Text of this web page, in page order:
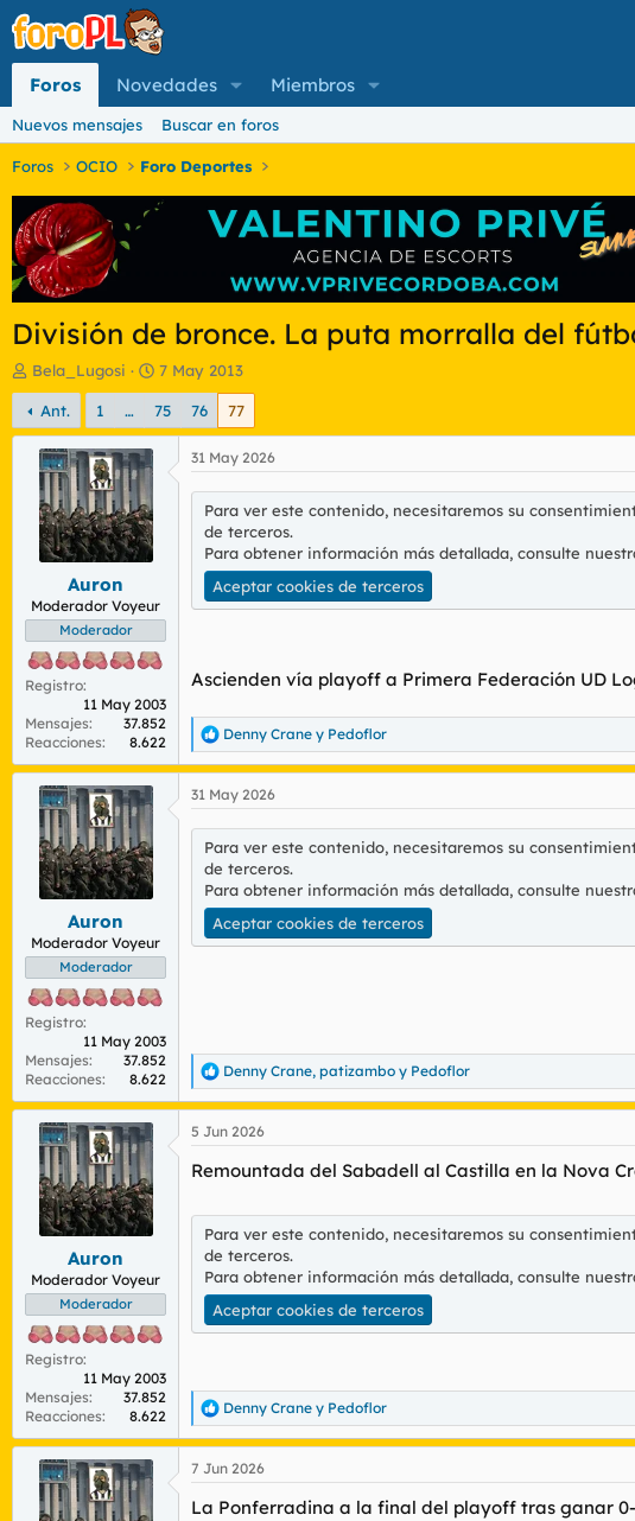
Foros Novedades Miembros
Nuevos mensajes Buscar en foros
Foros OCIO Foro Deportes
División de bronce. La puta morralla del
I
n
i
c
a
d
o
d
l
t
e
m
a
Bela_Lugosi
F
e
c
h
i
o
7 May 2013
Ant. 1 … 75 76 77
Auron
Moderador Voyeur
Moderador
Registro
11 May 2003
Mensajes
37.852
Reacciones
8.622
31 May 2026
Para ver este contenido, necesitaremos su
de terceros.
Para obtener información más detallada, consulte
Aceptar cookies de terceros
Ascienden vía playoff a Primera Federación UD
R
e
a
c
o
n
e
s
Denny Crane y Pedoflor
Auron
Moderador Voyeur
Moderador
Registro
11 May 2003
Mensajes
37.852
Reacciones
8.622
31 May 2026
Para ver este contenido, necesitaremos su
de terceros.
Para obtener información más detallada, consulte
Aceptar cookies de terceros
R
e
a
c
i
n
e
Denny Crane, patizambo y Pedoflor
Auron
Moderador Voyeur
Moderador
Registro
11 May 2003
Mensajes
37.852
Reacciones
8.622
5 Jun 2026
Remountada del Sabadell al Castilla en la Nova
Para ver este contenido, necesitaremos su
de terceros.
Para obtener información más detallada, consulte
Aceptar cookies de terceros
R
e
a
c
i
Denny Crane y Pedoflor
7 Jun 2026
La Ponferradina a la final del playoff tras ganar